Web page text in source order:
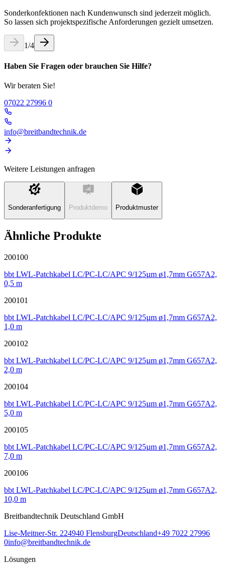
Sonderkonfektionen nach Kundenwunsch sind jederzeit möglich.
So lassen sich projektspezifische Anforderungen gezielt umsetzen.
1/4
Haben Sie Fragen oder brauchen Sie Hilfe?
Wir beraten Sie!
07022 27996 0
info@breitbandtechnik.de
Weitere Leistungen anfragen
Sonderanfertigung Produktdemo Produktmuster
Ähnliche Produkte
200100
bbt LWL-Patchkabel LC/PC-LC/APC 9/125µm ø1,7mm G657A2,
0,5 m
200101
bbt LWL-Patchkabel LC/PC-LC/APC 9/125µm ø1,7mm G657A2,
1,0 m
200102
bbt LWL-Patchkabel LC/PC-LC/APC 9/125µm ø1,7mm G657A2,
2,0 m
200104
bbt LWL-Patchkabel LC/PC-LC/APC 9/125µm ø1,7mm G657A2,
5,0 m
200105
bbt LWL-Patchkabel LC/PC-LC/APC 9/125µm ø1,7mm G657A2,
7,0 m
200106
bbt LWL-Patchkabel LC/PC-LC/APC 9/125µm ø1,7mm G657A2,
10,0 m
Breitbandtechnik Deutschland GmbH
Lise-Meitner-Str. 224940 FlensburgDeutschland+49 7022 27996
0info@breitbandtechnik.de
Lösungen